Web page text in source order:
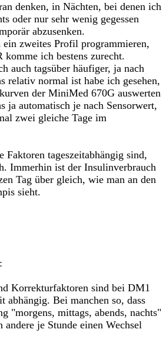
denken, in Nächten, bei denen ich
oder nur sehr wenig gegessen
abzusenken.
zweites Profil programmieren,
ich bestens zurecht.
auch tagsüber häufiger, ja nach
relativ normal ist habe ich gesehen,
der MiniMed 670G auswerten
ja automatisch je nach Sensorwert,
zwei gleiche Tage im
Faktoren tageszeitabhängig sind,
Immerhin ist der Insulinverbrauch
Tag über gleich, wie man an den
sieht.
Korrekturfaktoren sind bei DM1
abhängig. Bei manchen so, dass
"morgens, mittags, abends, nachts"
andere je Stunde einen Wechsel